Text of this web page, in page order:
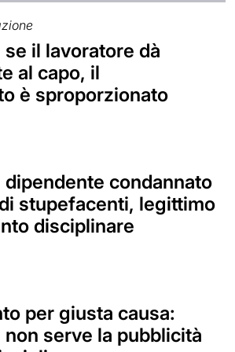
il lavoratore dà
al capo, il
è sproporzionato
dipendente condannato
stupefacenti, legittimo
disciplinare
per giusta causa:
serve la pubblicità